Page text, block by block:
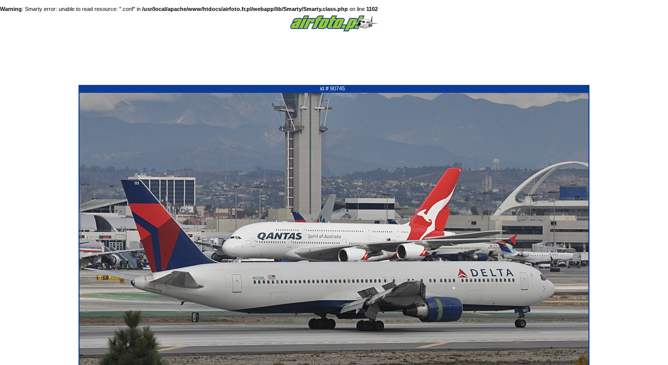
Warning: Smarty error: unable to read resource: ".conf" in /usr/local/apache/www/htdocs/airfoto.fr.pl/webapp/lib/Smarty/Smarty.class.php on line 1102
id # 90745